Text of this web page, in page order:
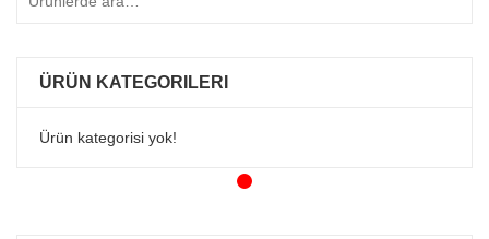
ÜRÜN KATEGORILERI
Ürün kategorisi yok!